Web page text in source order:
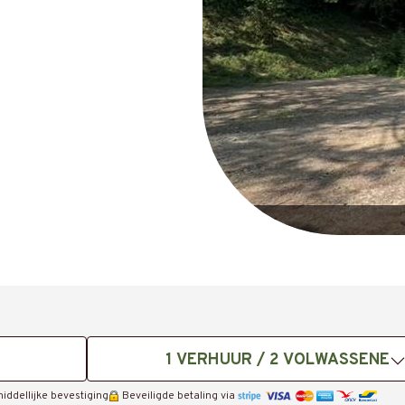
1 VERHUUR / 2 VOLWASSENE
bevestiging Beveiligde betaling via